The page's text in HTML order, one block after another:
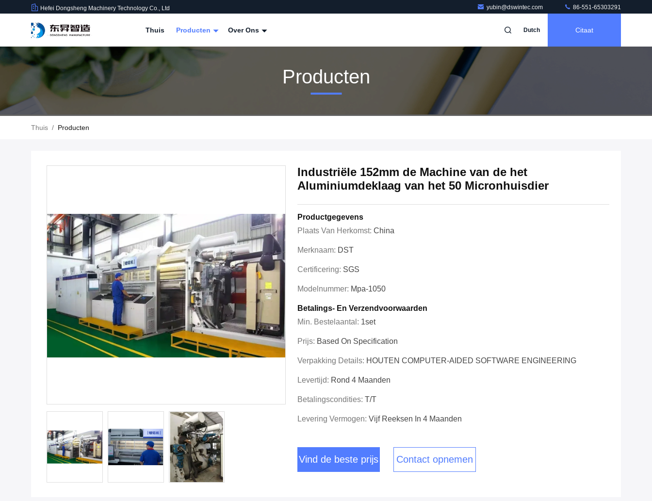
Hefei Dongsheng Machinery Technology Co., Ltd yubin@dswintec.com 86-551-65303291
Thuis Producten Over Ons Dutch Citaat
Producten
Thuis / Producten
Industriële 152mm de Machine van de het
Aluminiumdeklaag van het 50 Micronhuisdier
Productgegevens
Plaats Van Herkomst: China
Merknaam: DST
Certificering: SGS
Modelnummer: Mpa-1050
Betalings- En Verzendvoorwaarden
Min. Bestelaantal: 1set
Prijs: Based On Specification
Verpakking Details: HOUTEN COMPUTER-AIDED SOFTWARE ENGINEERING
Levertijd: Rond 4 Maanden
Betalingscondities: T/T
Levering Vermogen: Vijf Reeksen In 4 Maanden
Vind de beste prijs Contact opnemen